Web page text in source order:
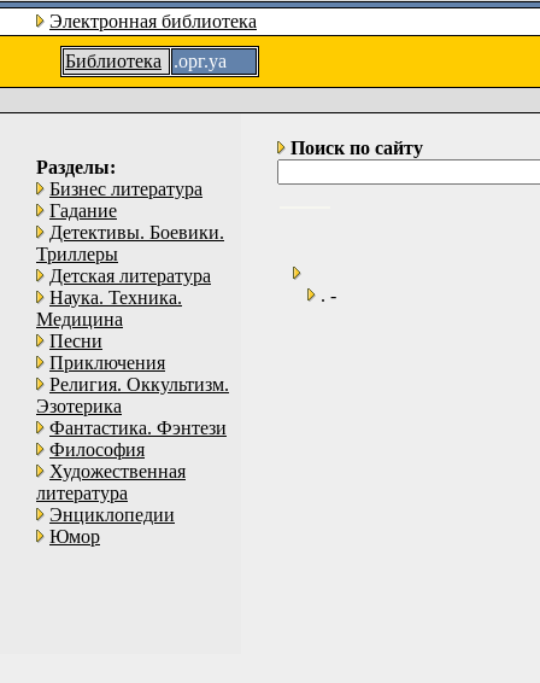
Электронная библиотека
Библиотека
.орг.уа
Разделы:
Бизнес литература
Гадание
Детективы. Боевики.
Триллеры
Детская литература
Наука. Техника.
Медицина
Песни
Приключения
Религия. Оккультизм.
Эзотерика
Фантастика. Фэнтези
Философия
Художественная
литература
Энциклопедии
Юмор
Поиск по сайту
. -